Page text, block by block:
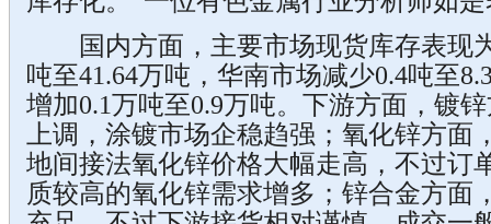
国内方面，主要市场现货库存表现
吨至41.64万吨，华南市场减少0.4吨至
增加0.1万吨至0.9万吨。下游方面，镀
上调，涂镀市场企稳趋强；氧化锌方面
地间接法氧化锌价格大幅走高，不过订
质较高的氧化锌需求增多；锌合金方面